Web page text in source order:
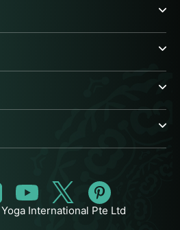
International Pte Ltd